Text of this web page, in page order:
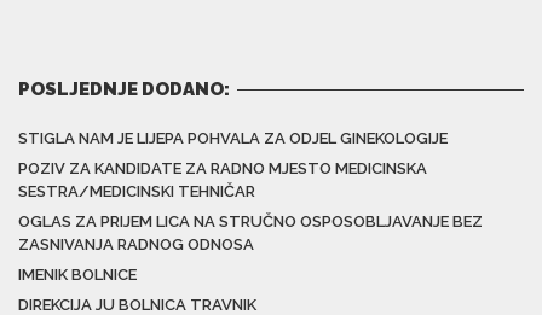
POSLJEDNJE DODANO:
STIGLA NAM JE LIJEPA POHVALA ZA ODJEL GINEKOLOGIJE
POZIV ZA KANDIDATE ZA RADNO MJESTO MEDICINSKA
SESTRA/MEDICINSKI TEHNIČAR
OGLAS ZA PRIJEM LICA NA STRUČNO OSPOSOBLJAVANJE BEZ
ZASNIVANJA RADNOG ODNOSA
IMENIK BOLNICE
DIREKCIJA JU BOLNICA TRAVNIK